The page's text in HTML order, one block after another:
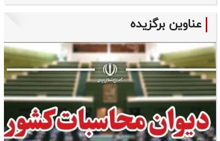
عناوین برگزیده